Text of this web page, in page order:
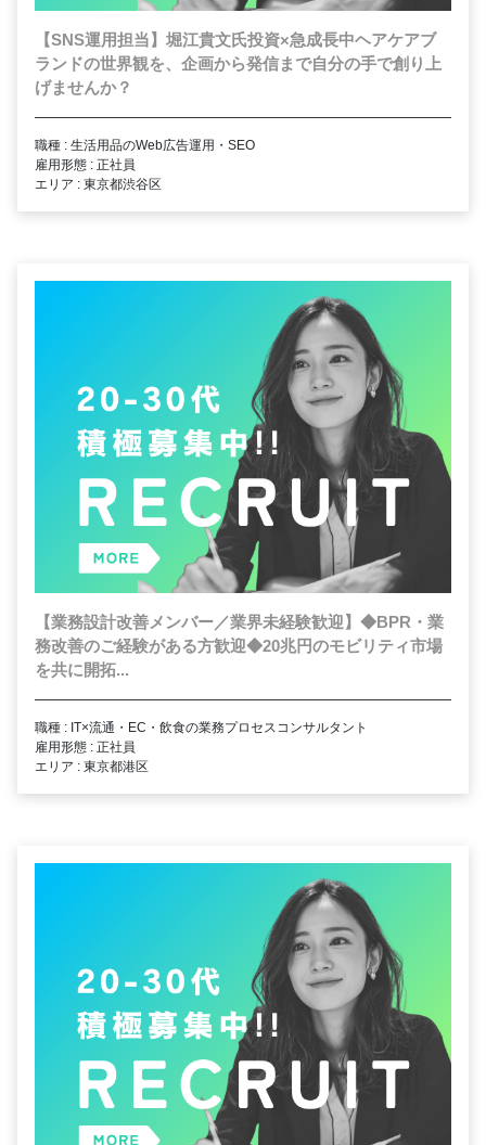
【SNS運用担当】堀江貴文氏投資×急成長中ヘアケアブ
ランドの世界観を、企画から発信まで自分の手で創り上
げませんか？
職種 : 生活用品のWeb広告運用・SEO
雇用形態 : 正社員
エリア : 東京都渋谷区
【業務設計改善メンバー／業界未経験歓迎】◆BPR・業
務改善のご経験がある方歓迎◆20兆円のモビリティ市場
を共に開拓...
職種 : IT×流通・EC・飲食の業務プロセスコンサルタント
雇用形態 : 正社員
エリア : 東京都港区